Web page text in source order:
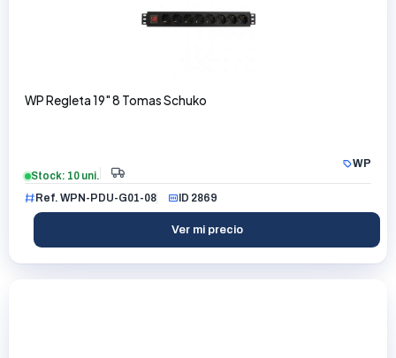
WP Regleta 19" 8 Tomas Schuko
WP
Stock: 10 uni.
Ref. WPN-PDU-G01-08
ID 2869
Ver mi precio